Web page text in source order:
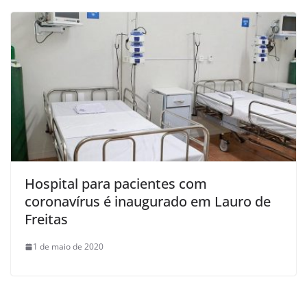
Hospital para pacientes com
coronavírus é inaugurado em Lauro de
Freitas
1 de maio de 2020